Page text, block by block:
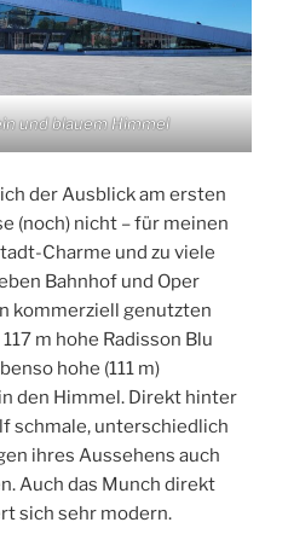
und blauem Himmel
der Ausblick am ersten
(noch) nicht – für meinen
Charme und zu viele
Bahnhof und Oper
kommerziell genutzten
m hohe Radisson Blu
hohe (111 m)
den Himmel. Direkt hinter
schmale, unterschiedlich
ihres Aussehens auch
Auch das Munch direkt
sich sehr modern.